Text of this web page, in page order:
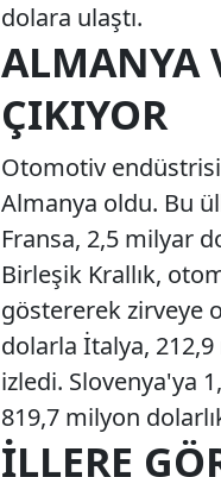
dolara ulaştı.
ALMANYA
ÇIKIYOR
Otomotiv
Almanya oldu. Bu
Fransa, 2,5 milyar
Birleşik Krallık,
göstererek zirveye
dolarla İtalya,
izledi. Slovenya'ya
819,7 milyon
İLLERE